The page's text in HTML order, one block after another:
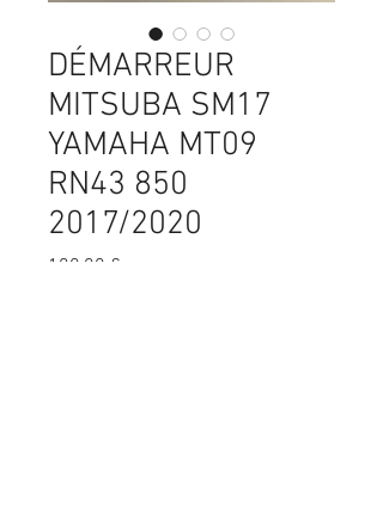
DÉMARREUR
MITSUBA SM17
YAMAHA MT09
RN43 850
2017/2020
100,00 €